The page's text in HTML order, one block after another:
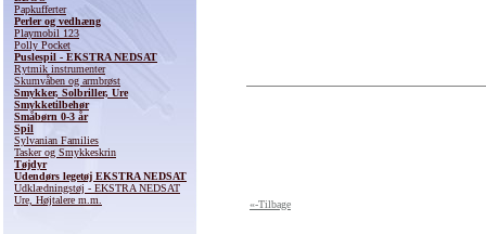
Papkufferter
Perler og vedhæng
Playmobil 123
Polly Pocket
Puslespil - EKSTRA NEDSAT
Rytmik instrumenter
Skumvåben og armbrøst
Smykker, Solbriller, Ure
Smykketilbehør
Småbørn 0-3 år
Spil
Sylvanian Families
Tasker og Smykkeskrin
Tøjdyr
Udendørs legetøj EKSTRA NEDSAT
Udklædningstøj - EKSTRA NEDSAT
Ure, Højtalere m.m.
«-Tilbage